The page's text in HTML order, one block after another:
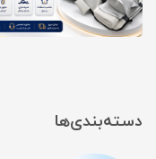
دسته‌بندی‌ها